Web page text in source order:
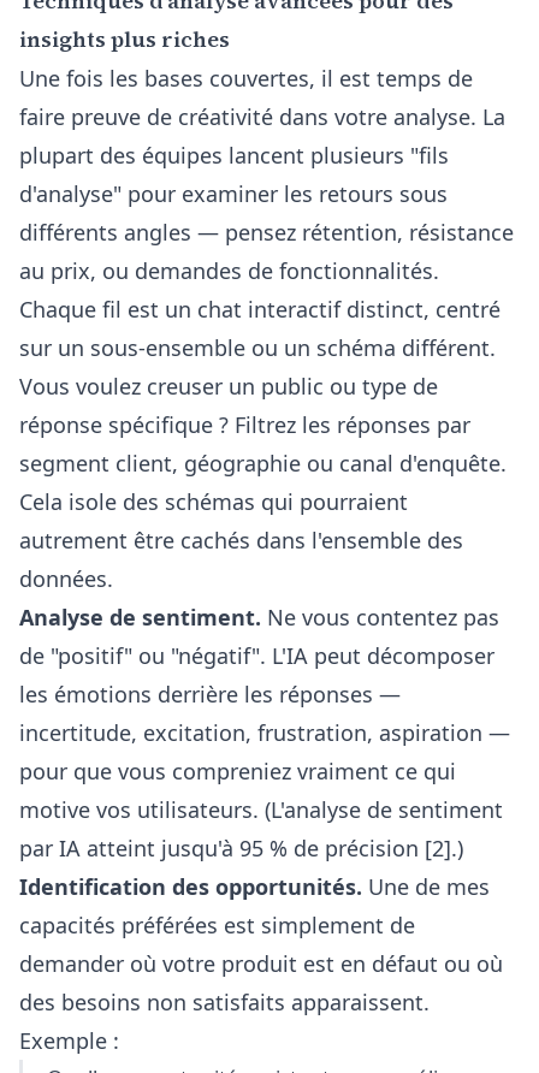
insights plus riches
Une fois les bases couvertes, il est temps de
faire preuve de créativité dans votre analyse. La
plupart des équipes lancent plusieurs "fils
d'analyse" pour examiner les retours sous
différents angles — pensez rétention, résistance
au prix, ou demandes de fonctionnalités.
Chaque fil est un chat interactif distinct, centré
sur un sous-ensemble ou un schéma différent.
Vous voulez creuser un public ou type de
réponse spécifique ? Filtrez les réponses par
segment client, géographie ou canal d'enquête.
Cela isole des schémas qui pourraient
autrement être cachés dans l'ensemble des
données.
Analyse de sentiment. Ne vous contentez pas
de "positif" ou "négatif". L'IA peut décomposer
les émotions derrière les réponses —
incertitude, excitation, frustration, aspiration —
pour que vous compreniez vraiment ce qui
motive vos utilisateurs. (L'analyse de sentiment
par IA atteint jusqu'à 95 % de précision [2].)
Identification des opportunités. Une de mes
capacités préférées est simplement de
demander où votre produit est en défaut ou où
des besoins non satisfaits apparaissent.
Exemple :